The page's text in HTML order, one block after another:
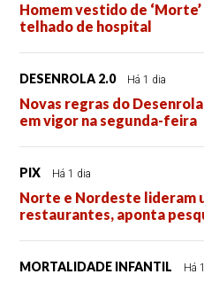
Homem vestido de
telhado de hospital
DESENROLA 2.0 Há 1 dia
Novas regras do
em vigor na segunda-feira
PIX Há 1 dia
Norte e Nordeste lideram
restaurantes, aponta
MORTALIDADE INFANTIL Há